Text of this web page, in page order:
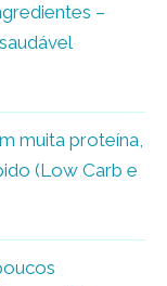
–
muita proteína,
(Low Carb e